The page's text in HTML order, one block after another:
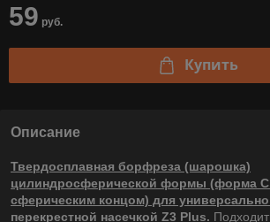
59 руб.
Купить
Описание
Твердосплавная борфреза (шарошка)
цилиндросферической формы (форма С
сферическим концом) для
перекрестной насечкой Z3 Plus.